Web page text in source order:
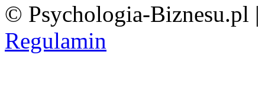
© Psychologia-Biznesu.pl |
Regulamin